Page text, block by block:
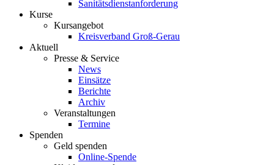
Sanitätsdienstanforderung
Kurse
Kursangebot
Kreisverband Groß-Gerau
Aktuell
Presse & Service
News
Einsätze
Berichte
Archiv
Veranstaltungen
Termine
Spenden
Geld spenden
Online-Spende